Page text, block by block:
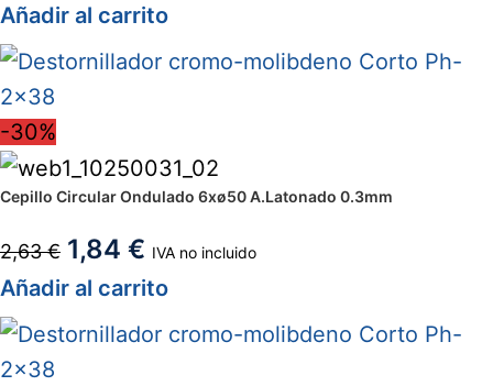
Añadir al carrito
-30%
Cepillo Circular Ondulado 6xø50 A.Latonado 0.3mm
2,63€ 1,84 € IVA no incluido
Añadir al carrito